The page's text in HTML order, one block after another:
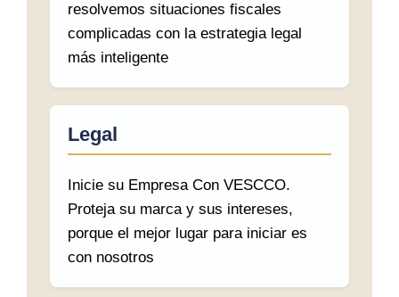
resolvemos situaciones fiscales
complicadas con la estrategia legal
más inteligente
Legal
Inicie su Empresa Con VESCCO.
Proteja su marca y sus intereses,
porque el mejor lugar para iniciar es
con nosotros